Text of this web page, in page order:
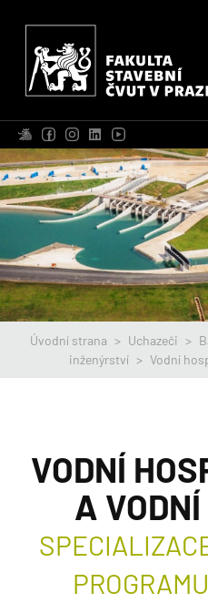
Úvodní strana > Uchazeči >
inženýrství > Vodní
VODNÍ
A